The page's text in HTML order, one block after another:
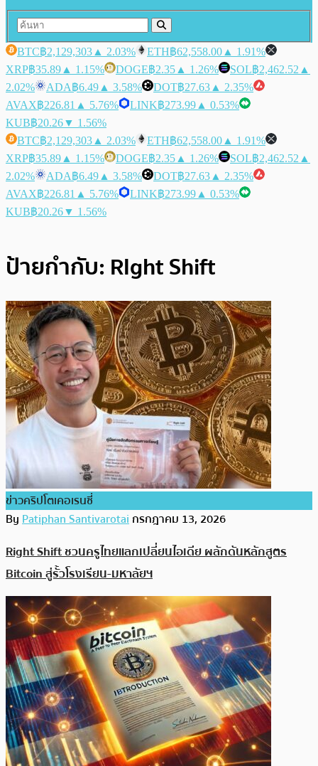
BTC฿2,129,303 ▲ 2.03% ETH฿62,558.00 ▲ 1.91%
XRP฿35.89 ▲ 1.15% DOGE฿2.35 ▲ 1.26% SOL฿2,462.52 ▲
2.02%
ADA฿6.49 ▲ 3.58% DOT฿27.63 ▲ 2.35%
AVAX฿226.81 ▲ 5.76% LINK฿273.99 ▲ 0.53%
KUB฿20.26▼ 1.56%
BTC฿2,129,303 ▲ 2.03% ETH฿62,558.00 ▲ 1.91%
XRP฿35.89 ▲ 1.15% DOGE฿2.35 ▲ 1.26% SOL฿2,462.52 ▲
2.02%
ADA฿6.49 ▲ 3.58% DOT฿27.63 ▲ 2.35%
AVAX฿226.81 ▲ 5.76% LINK฿273.99 ▲ 0.53%
KUB฿20.26▼ 1.56%
ป้ายกำกับ: RIght Shift
ข่าวคริปโตเคอเรนซี่
ByPatiphan Santivarotaiกรกฎาคม 13, 2026
Right Shift ชวนครูไทยแลกเปลี่ยนไอเดีย ผลักดันหลักสูตร
Bitcoin สู่รั้วโรงเรียน-มหาลัยฯ